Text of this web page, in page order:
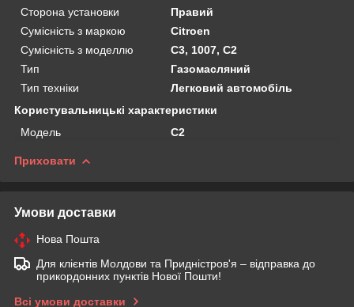
Сторона установки
Правий
Сумісність з маркою
Citroen
Сумісність з моделлю
C3, 1007, C2
Тип
Газомасляний
Тип техніки
Легковий автомобіль
Користувальницькі характеристики
Мoдель
C2
Приховати
Умови доставки
Нова Пошта
Для клієнтів Молдови та Придністров'я – відправка до
прикордонних пунктів Нової Пошти!
Всі умови доставки